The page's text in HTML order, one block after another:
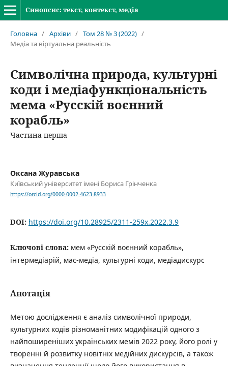
Синопсис: текст, контекст, медіа
Головна / Архіви / Том 28 № 3 (2022) /
Медіа та віртуальна реальність
Символічна природа, культурні
коди і медіафункціональність
мема «Русскій воєнний
корабль»
Частина перша
Оксана Журавська
Київський університет імені Бориса Грінченка
https://orcid.org/0000-0002-4623-8933
DOI: https://doi.org/10.28925/2311-259x.2022.3.9
Ключові слова: мем «Русскій воєнний корабль»,
інтермедіарій, мас-медіа, культурні коди, медіадискурс
Анотація
Метою дослідження є аналіз символічної природи,
культурних кодів різноманітних модифікацій одного з
найпоширеніших українських мемів 2022 року, його ролі у
творенні й розвитку новітніх медійних дискурсів, а також